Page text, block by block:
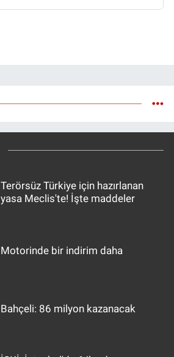
Terörsüz Türkiye için hazırlanan
yasa Meclis'te! İşte maddeler
Motorinde bir indirim daha
Bahçeli: 86 milyon kazanacak